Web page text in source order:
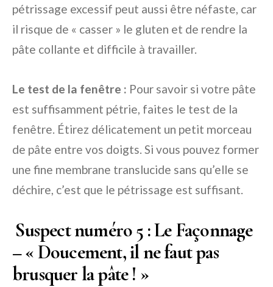
pétrissage excessif peut aussi être néfaste, car
il risque de « casser » le gluten et de rendre la
pâte collante et difficile à travailler.
Le test de la fenêtre : Pour savoir si votre pâte
est suffisamment pétrie, faites le test de la
fenêtre. Étirez délicatement un petit morceau
de pâte entre vos doigts. Si vous pouvez former
une fine membrane translucide sans qu’elle se
déchire, c’est que le pétrissage est suffisant.
️ Suspect numéro 5 : Le Façonnage
– « Doucement, il ne faut pas
brusquer la pâte ! »